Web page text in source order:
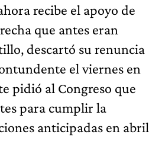
recibe el apoyo de
que antes eran
descartó su renuncia
el viernes en
pidió al Congreso que
para cumplir la
anticipadas en abril